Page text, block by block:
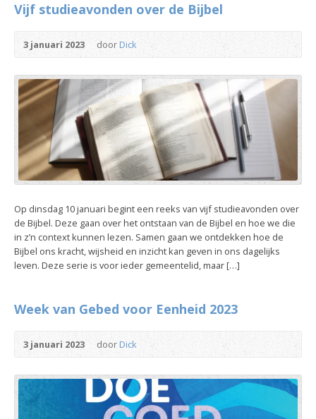
Vijf studieavonden over de Bijbel
3 januari 2023 doorDick
Op dinsdag 10 januari begint een reeks van vijf studieavonden over
de Bijbel. Deze gaan over het ontstaan van de Bijbel en hoe we die
in z’n context kunnen lezen. Samen gaan we ontdekken hoe de
Bijbel ons kracht, wijsheid en inzicht kan geven in ons dagelijks
leven. Deze serie is voor ieder gemeentelid, maar […]
Week van Gebed voor Eenheid 2023
3 januari 2023 doorDick